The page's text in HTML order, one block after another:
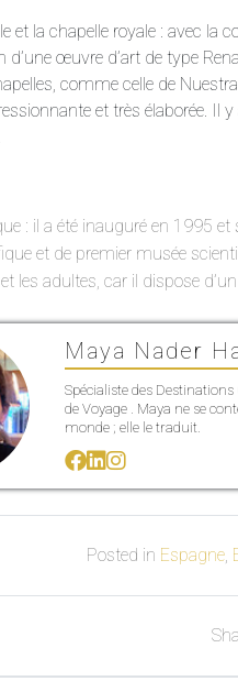
et la chapelle royale : avec la
œuvre d’art de type
comme celle de
et très élaborée. Il
: il a été inauguré en 1995
et de premier musée
les adultes, car il dispose
Maya Nader
Spécialiste des
de Voyage . Maya ne se
monde ; elle le traduit.
Posted in Espagne,